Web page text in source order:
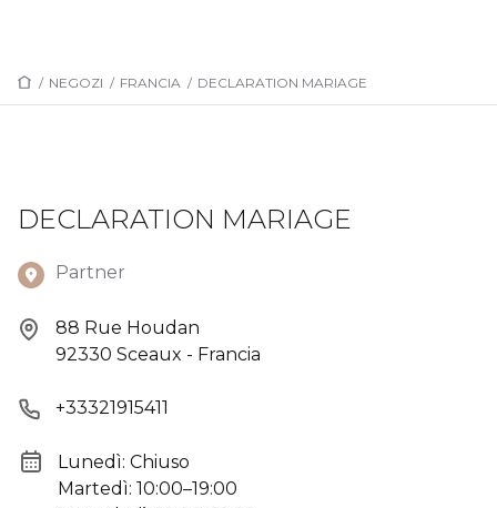
/ NEGOZI / FRANCIA / DECLARATION MARIAGE
DECLARATION MARIAGE
Partner
88 Rue Houdan
92330 Sceaux - Francia
+33321915411
Lunedì: Chiuso
Martedì: 10:00–19:00